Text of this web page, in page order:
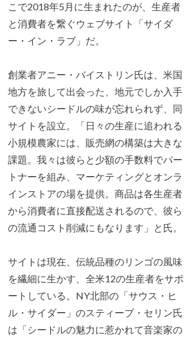
こで2018年5月に生まれたのが、生産者
と消費者を繋ぐウェブサイト「サイダ
ー・イン・ラブ」だ。
創業者アニー・バイストリン氏は、米国
地方を旅して出会った、地元でしか入手
できないシードルの味が忘れられず、同
サイトを設立。「日々の生産に追われる
小規模農家には、販売網の構築は大きな
課題。我々は彼らと少額の手数料でパー
トナーを組み、マーケティングとオンラ
インストアの場を提供。商品は各生産者
から消費者に直接配送されるので、彼ら
の流通コスト削減にもなります」と氏。
サイトは現在、伝統品種のリンゴの風味
を繊細に生かす、全米12の生産者をサポ
ートしている。NY北部の「サウス・ヒ
ル・サイダー」のスティーブ・セリン氏
は「シードルの魅力に惹かれて音楽家の